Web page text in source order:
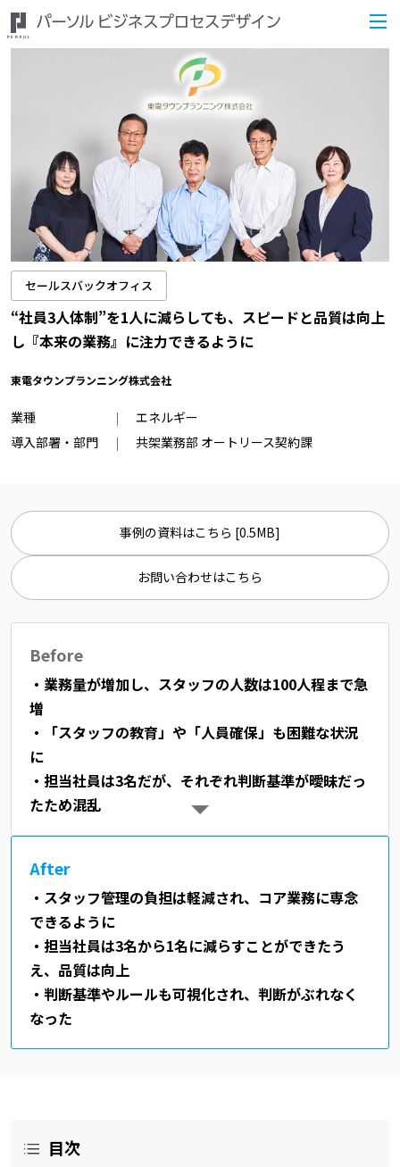
セールスバックオフィス
“社員3人体制”を1人に減らしても、スピードと品質は向上
し『本来の業務』に注力できるように
東電タウンプランニング株式会社
業種
エネルギー
導入部署・部門
共架業務部 オートリース契約課
事例の資料はこちら [0.5MB]
お問い合わせはこちら
Before
・業務量が増加し、スタッフの人数は100人程まで急
増
・「スタッフの教育」や「人員確保」も困難な状況
に
・担当社員は3名だが、それぞれ判断基準が曖昧だっ
たため混乱
After
・スタッフ管理の負担は軽減され、コア業務に専念
できるように
・担当社員は3名から1名に減らすことができたう
え、品質は向上
・判断基準やルールも可視化され、判断がぶれなく
なった
目次